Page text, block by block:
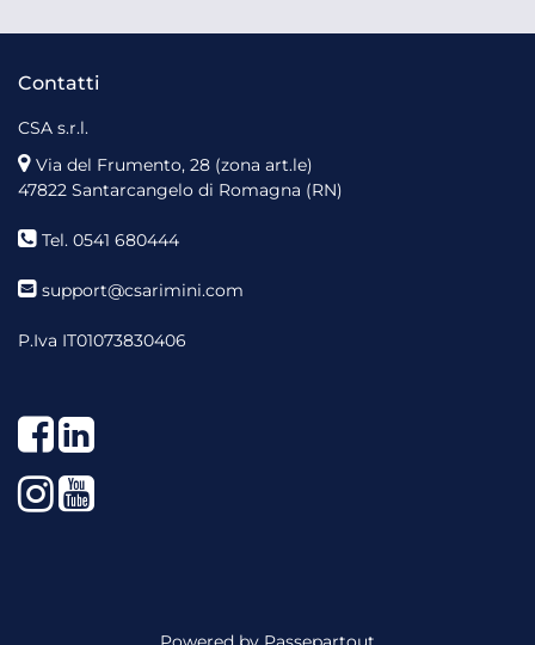
Contatti
CSA s.r.l.
Via del Frumento, 28 (zona art.le)
47822 Santarcangelo di Romagna (RN)
Tel. 0541 680444
support@csarimini.com
P.Iva IT01073830406
Facebook
LinkedIn
Instagram
YouTube